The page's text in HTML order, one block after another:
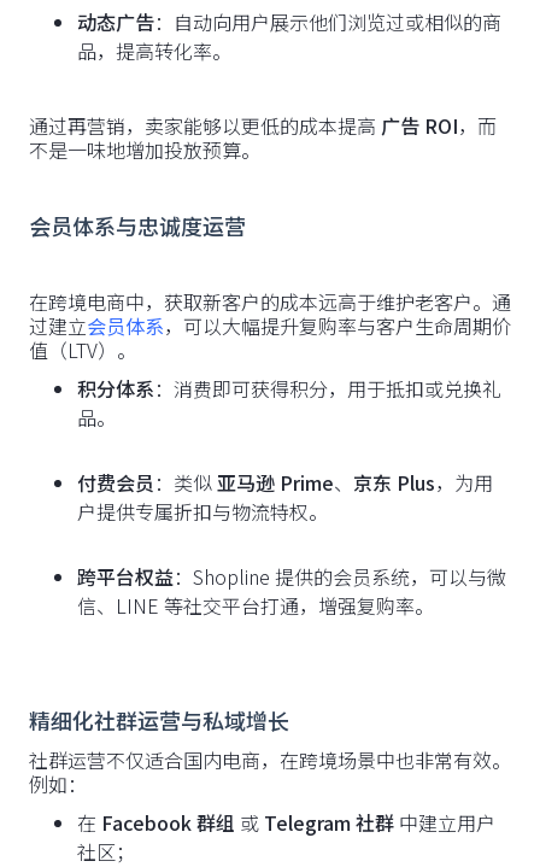
动态广告：自动向用户展示他们浏览过或相似的商
品，提高转化率。
通过再营销，卖家能够以更低的成本提高 广告 ROI，而
不是一味地增加投放预算。
会员体系与忠诚度运营
在跨境电商中，获取新客户的成本远高于维护老客户。通
过建立会员体系，可以大幅提升复购率与客户生命周期价
值（LTV）。
积分体系：消费即可获得积分，用于抵扣或兑换礼
品。
付费会员 ：类似亚马逊 Prime、 京东 Plus，为用
户提供专属折扣与物流特权。
跨平台权益：Shopline 提供的会员系统，可以与微
信、LINE 等社交平台打通，增强复购率。
精细化社群运营与私域增长
社群运营不仅适合国内电商，在跨境场景中也非常有效。
例如：
在 Facebook 群组 或 Telegram 社群 中建立用户
社区；